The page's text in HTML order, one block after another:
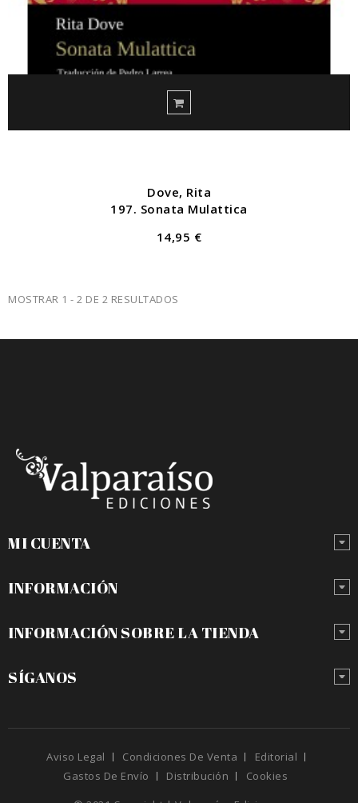
Dove, Rita
197. Sonata Mulattica
14,95 €
MOSTRAR 1 - 2 DE 2 RESULTADOS
MI CUENTA
INFORMACIÓN
INFORMACIÓN SOBRE LA TIENDA
SÍGANOS
Aviso Legal Condiciones De Venta
Editorial
Gastos De Envío
Distribución
Cookies